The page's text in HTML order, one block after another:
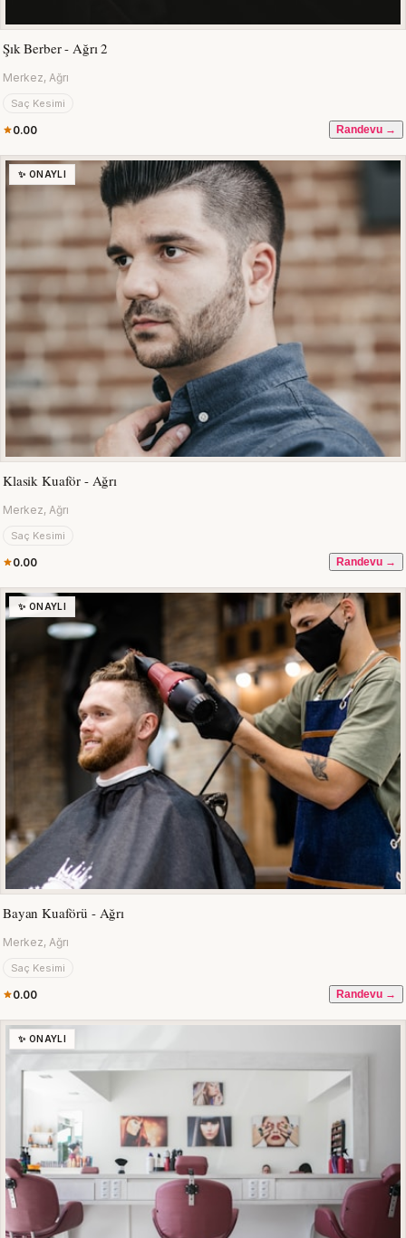
Şık Berber - Ağrı 2
Merkez, Ağrı
Saç Kesimi
0.00 Randevu →
✨ ONAYLI
Klasik Kuaför - Ağrı
Merkez, Ağrı
Saç Kesimi
0.00 Randevu →
✨ ONAYLI
Bayan Kuaförü - Ağrı
Merkez, Ağrı
Saç Kesimi
0.00 Randevu →
✨ ONAYLI